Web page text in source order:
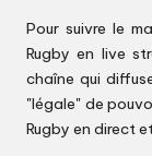
Pour suivre le
Rugby en live
chaîne qui
"légale" de
Rugby en direct